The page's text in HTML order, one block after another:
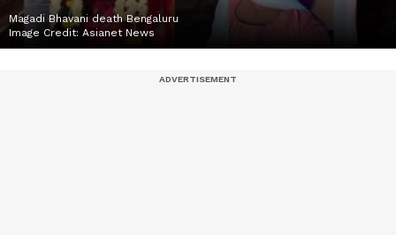
Magadi Bhavani death Bengaluru
Image Credit: Asianet News